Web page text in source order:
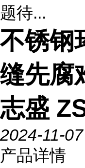
题待...
不锈钢
缝先腐
志盛
2024-11-07
产品详情